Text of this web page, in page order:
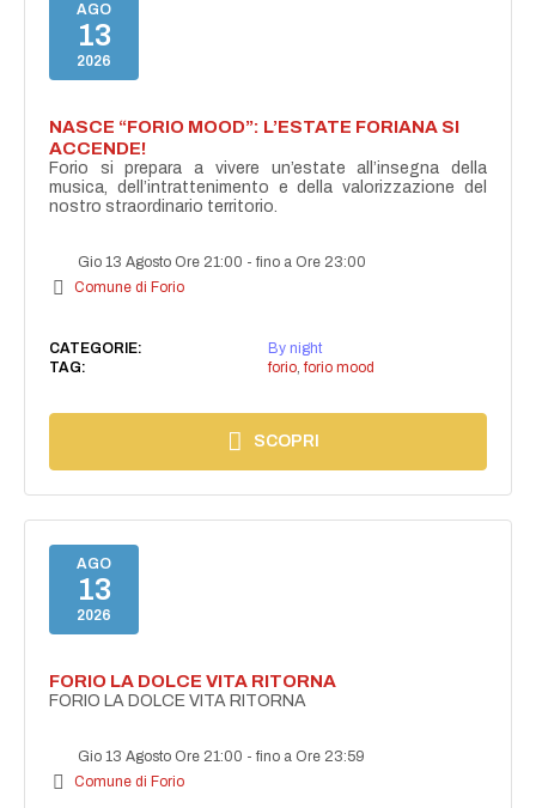
AGO
13
2026
NASCE “FORIO MOOD”: L’ESTATE FORIANA SI
ACCENDE!
Forio si prepara a vivere un’estate all’insegna della
musica, dell’intrattenimento e della valorizzazione del
nostro straordinario territorio.
Gio 13 Agosto Ore 21:00 -fino a Ore 23:00
Comune di Forio
CATEGORIE:
By night
TAG:
forio, forio mood
SCOPRI
AGO
13
2026
FORIO LA DOLCE VITA RITORNA
FORIO LA DOLCE VITA RITORNA
Gio 13 Agosto Ore 21:00 -fino a Ore 23:59
Comune di Forio